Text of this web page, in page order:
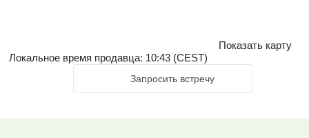
Показать карту
Локальное время продавца: 10:43 (CEST)
Запросить встречу